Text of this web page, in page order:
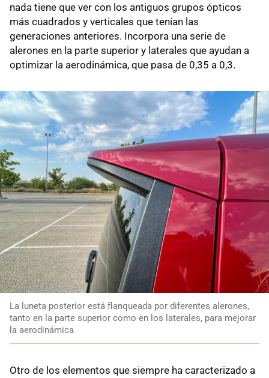
nada tiene que ver con los antiguos grupos ópticos
más cuadrados y verticales que tenían las
generaciones anteriores. Incorpora una serie de
alerones en la parte superior y laterales que ayudan a
optimizar la aerodinámica, que pasa de 0,35 a 0,3.
La luneta posterior está flanqueada por diferentes alerones,
tanto en la parte superior como en los laterales, para mejorar
la aerodinámica
Otro de los elementos que siempre ha caracterizado a